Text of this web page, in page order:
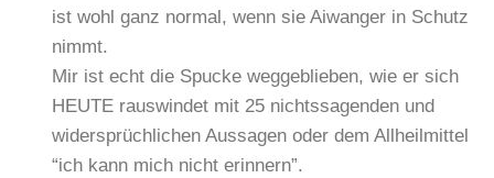
ist wohl ganz normal, wenn sie Aiwanger in Schutz
nimmt.
Mir ist echt die Spucke weggeblieben, wie er sich
HEUTE rauswindet mit 25 nichtssagenden und
widersprüchlichen Aussagen oder dem Allheilmittel
“ich kann mich nicht erinnern”.